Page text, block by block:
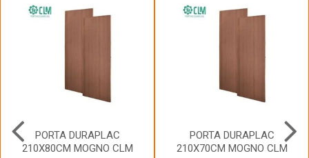
PORTA DURAPLAC
210X80CM MOGNO CLM
PORTA DURAPLAC
210X70CM MOGNO CLM